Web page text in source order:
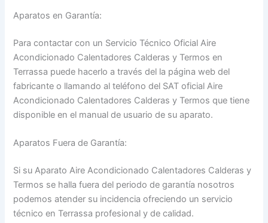
Aparatos en Garantía:
Para contactar con un Servicio Técnico Oficial Aire
Acondicionado Calentadores Calderas y Termos en
Terrassa puede hacerlo a través del la página web del
fabricante o llamando al teléfono del SAT oficial Aire
Acondicionado Calentadores Calderas y Termos que tiene
disponible en el manual de usuario de su aparato.
Aparatos Fuera de Garantía:
Si su Aparato Aire Acondicionado Calentadores Calderas y
Termos se halla fuera del periodo de garantía nosotros
podemos atender su incidencia ofreciendo un servicio
técnico en Terrassa profesional y de calidad.